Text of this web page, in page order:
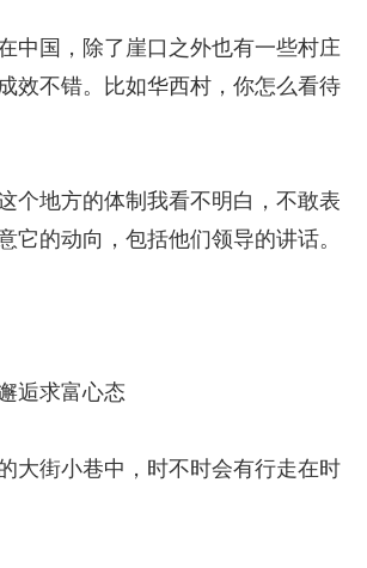
国，除了崖口之外也有一些村庄
效不错。比如华西村，你怎么看待
地方的体制我看不明白，不敢表
它的动向，包括他们领导的讲话。
求富心态
街小巷中，时不时会有行走在时